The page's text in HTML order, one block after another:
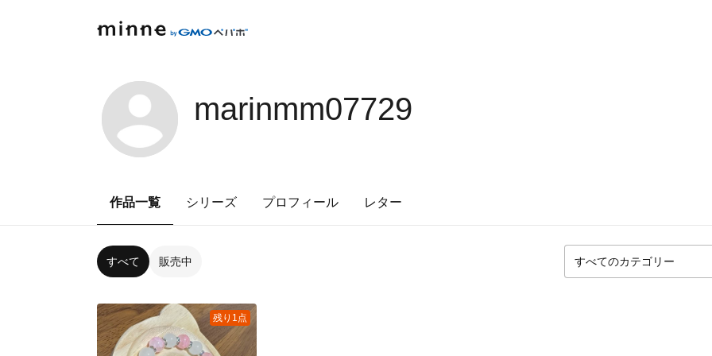
marinmm07729
作品一覧 シリーズ プロフィール レター
すべて 販売中
残り1点